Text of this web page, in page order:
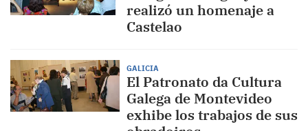
realizó un homenaje a
Castelao
GALICIA
El Patronato da Cultura
Galega de Montevideo
exhibe los trabajos de sus